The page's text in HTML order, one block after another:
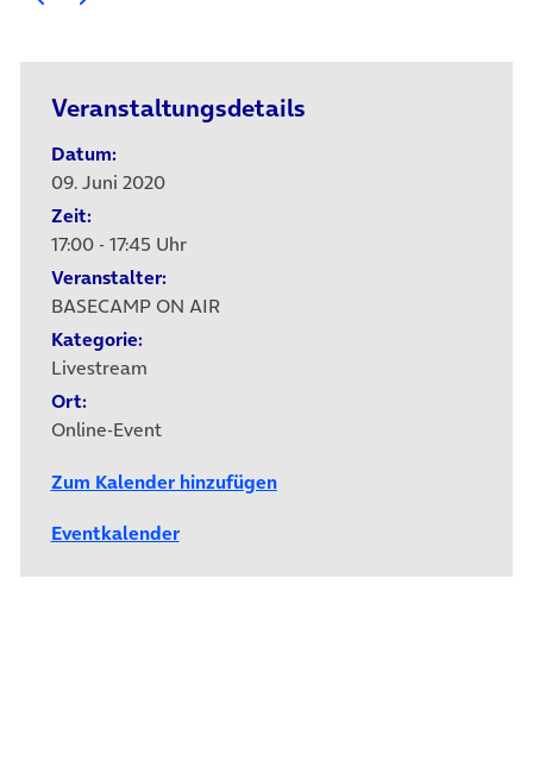
Veranstaltungsdetails
Datum:
09. Juni 2020
Zeit:
17:00 - 17:45 Uhr
Veranstalter:
BASECAMP ON AIR
Kategorie:
Livestream
Ort:
Online-Event
Zum Kalender hinzufügen
Eventkalender